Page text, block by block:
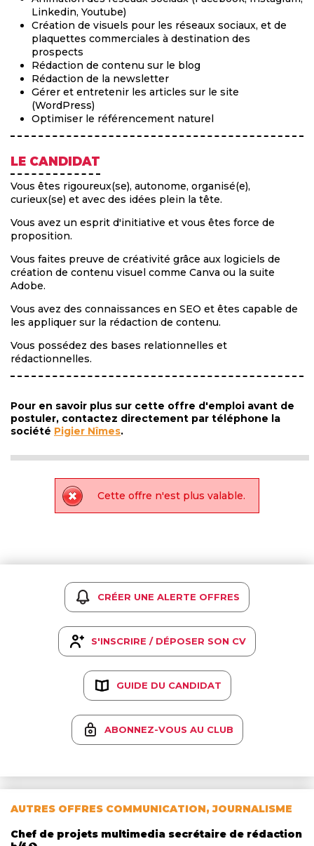
Linkedin, Youtube)
Création de visuels pour les réseaux sociaux, et de
plaquettes commerciales à destination des
prospects
Rédaction de contenu sur le blog
Rédaction de la newsletter
Gérer et entretenir les articles sur le site
(WordPress)
Optimiser le référencement naturel
LE CANDIDAT
Vous êtes rigoureux(se), autonome, organisé(e),
curieux(se) et avec des idées plein la tête.
Vous avez un esprit d'initiative et vous êtes force de
proposition.
Vous faites preuve de créativité grâce aux logiciels de
création de contenu visuel comme Canva ou la suite
Adobe.
Vous avez des connaissances en SEO et êtes capable de
les appliquer sur la rédaction de contenu.
Vous possédez des bases relationnelles et
rédactionnelles.
Pour en savoir plus sur cette offre d'emploi avant de
postuler, contactez directement par téléphone la
société Pigier Nîmes.
Cette offre n'est plus valable.
CRÉER UNE ALERTE OFFRES
S'INSCRIRE / DÉPOSER SON CV
GUIDE DU CANDIDAT
ABONNEZ-VOUS AU CLUB
AUTRES OFFRES COMMUNICATION, JOURNALISME
Chef de projets multimedia secrétaire de rédaction